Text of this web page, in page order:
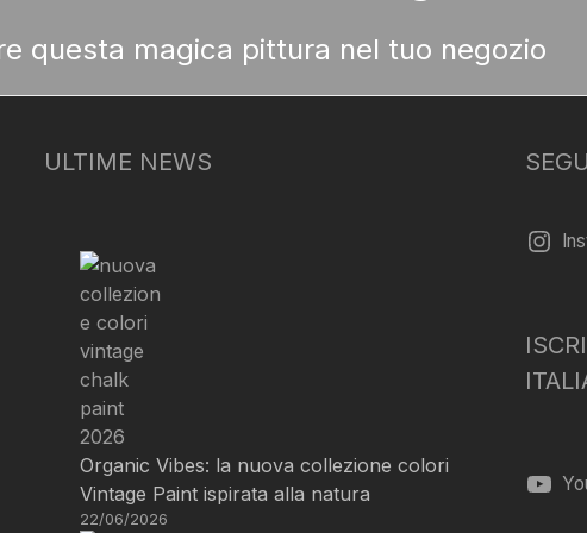
questa magica pittura nel tuo negozio
ULTIME NEWS
Organic Vibes: la nuova collezione colori
Vintage Paint ispirata alla natura
22/06/2026